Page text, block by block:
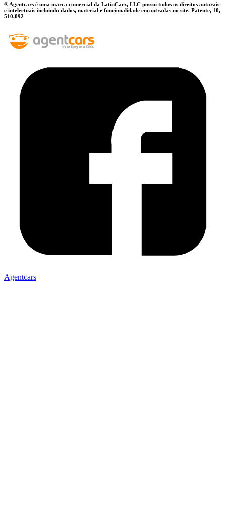
® Agentcars é uma marca comercial da LatinCarz, LLC possui todos os direitos autorais
e intelectuais incluindo dados, material e funcionalidade encontradas no site. Patente, 10,
510,092
Agentcars